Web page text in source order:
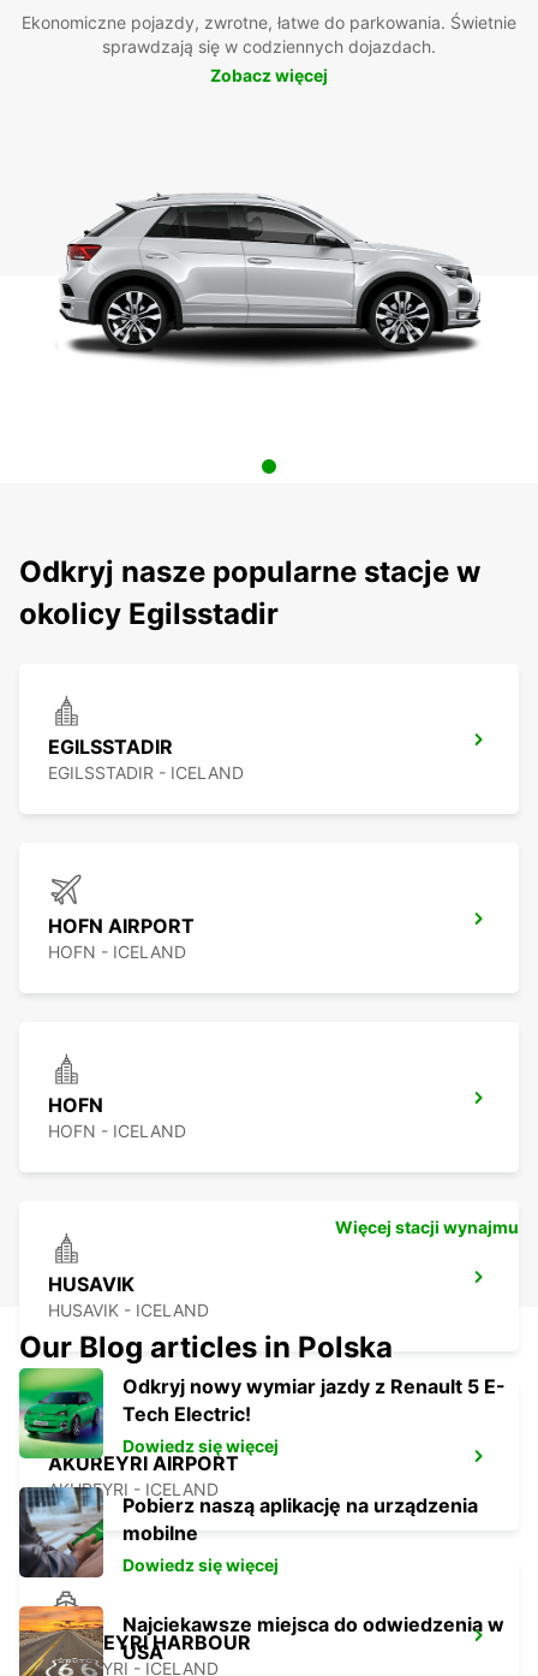
Ekonomiczne pojazdy, zwrotne, łatwe do parkowania. Świetnie
sprawdzają się w codziennych dojazdach.
Zobacz więcej
Odkryj nasze popularne stacje w
okolicy Egilsstadir
EGILSSTADIR
EGILSSTADIR - ICELAND
HOFN AIRPORT
HOFN - ICELAND
HOFN
HOFN - ICELAND
HUSAVIK
HUSAVIK - ICELAND
AKUREYRI AIRPORT
AKUREYRI - ICELAND
AKUREYRI HARBOUR
AKUREYRI - ICELAND
Więcej stacji wynajmu
Our Blog articles in Polska
Odkryj nowy wymiar jazdy z Renault 5 E-
Tech Electric!
Dowiedz się więcej
Pobierz naszą aplikację na urządzenia
mobilne
Dowiedz się więcej
Najciekawsze miejsca do odwiedzenia w
USA